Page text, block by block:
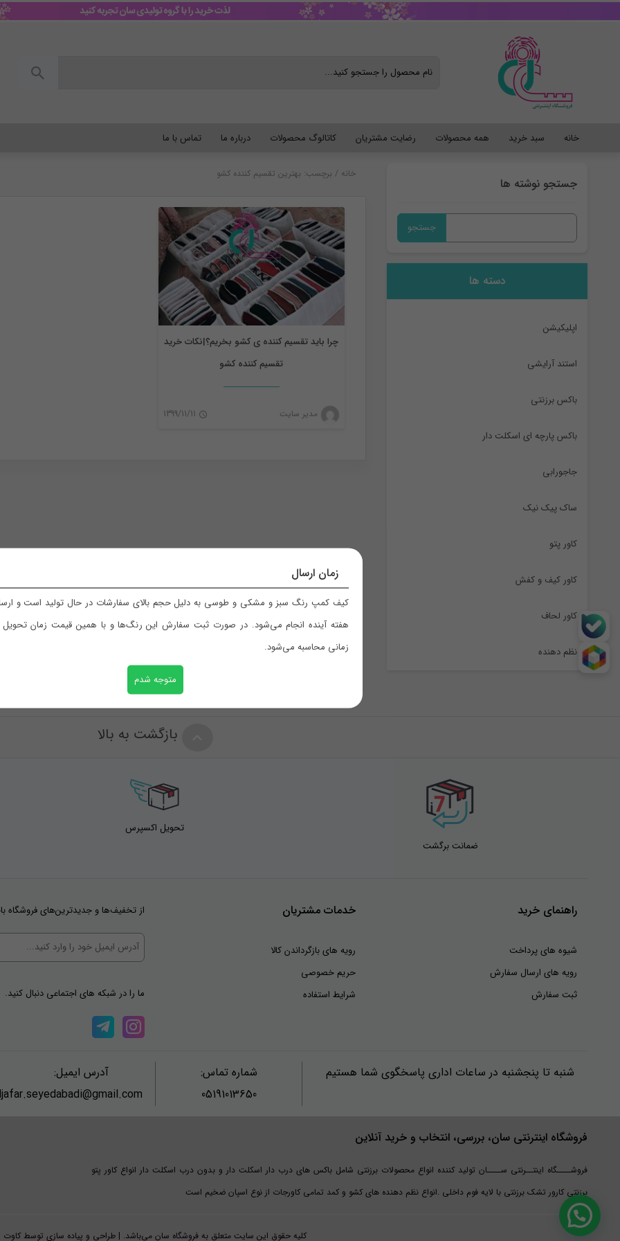
زمان ارسال
کیف کمپ رنگ سبز و مشکی و طوسی به دلیل حجم بالای سفارشات در حال تولید است و
هفته آینده انجام می‌شود. در صورت ثبت سفارش این رنگ‌ها و با همین قیمت زمان تحویل
زمانی محاسبه می‌شود.
متوجه شدم
خانه سبد خرید همه محصولات رضایت مشتریان کاتالوگ محصولات درباره ما تماس با ما
جستجو نوشته ها
برای:
دسته ها
اپلیکیشن
استند آرایشی
باکس برزنتی
باکس پارچه ای اسکلت دار
جاجورابی
ساک پیک نیک
کاور پتو
کاور کیف و کفش
کاور لحاف
نظم دهنده
خانه / برچسب: بهترین تقسیم کننده کشو
چرا باید تقسیم کننده ‌‌ی کشو بخریم؟|نکات خرید
تقسیم کننده کشو
مدیر سایت 1399/11/11
بازگشت به بالا
ضمانت برگشت
تحویل اکسپرس
راهنمای خرید
شیوه های پرداخت
رویه های ارسال سفارش
ثبت سفارش
خدمات مشتریان
رویه های بازگرداندن کالا
حریم خصوصی
شرایط استفاده
از تخفیف‌ها و جدیدترین‌های فروشگاه
ما را در شبکه های اجتماعی دنبال کنید.
شنبه تا پنجشنبه در ساعات اداری پاسخگوی شما هستیم
شماره تماس:
05191013650
آدرس ایمیل:
فروشگاه اینترنتی سان، بررسی، انتخاب و خرید آنلاین
فروشــــگاه اینتــرنتی ســــان تولید کننده انواع محصولات برزنتی شامل باکس های درب دار اسکلت دار و بدون درب اسکلت دار انواع کاور پتو
برزنتی کارور تشک برزنتی با لایه فوم داخلی .انواع نظم دهنده های کشو و کمد تمامی کاورجات از نوع اسپان ضخیم است
کلیه حقوق این سایت متعلق به فروشگاه سان می‌باشد. | طراحی و پیاده سازی توسط کاوت